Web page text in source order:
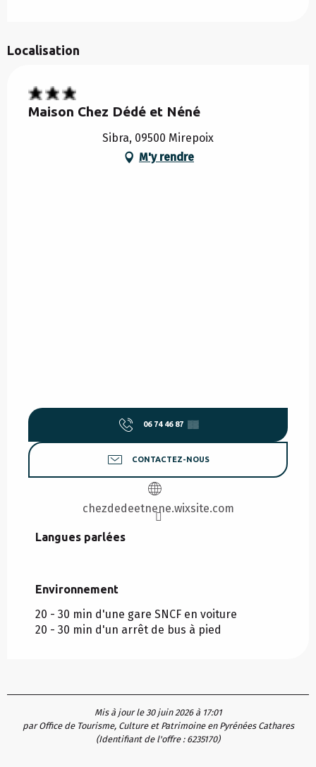
Localisation
Maison Chez Dédé et Néné
Sibra, 09500 Mirepoix
M'y rendre
06 74 46 87 ▒▒
CONTACTEZ-NOUS
chezdedeetnene.wixsite.com
Langues parlées
Langues parlées
Environnement
Environnement
20 - 30 min d'une gare SNCF en voiture
20 - 30 min d'un arrêt de bus à pied
Mis à jour le 30 juin 2026 à 17:01
par Office de Tourisme, Culture et Patrimoine en Pyrénées Cathares
(Identifiant de l'offre : 6235170)